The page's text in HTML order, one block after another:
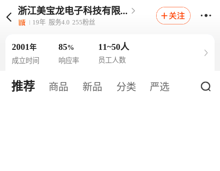
浙江美宝龙电子科技有限...
19年 服务4.0 255粉丝
2001年
成立时间
85%
响应率
11~50人
员工人数
推荐 商品 新品 分类 严选